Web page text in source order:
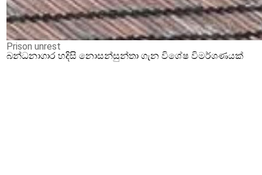
Prison unrest
බන්ධනාගාර හදිසි නොසන්සුන්තා ගැන විශේෂ විමර්ශණයක්